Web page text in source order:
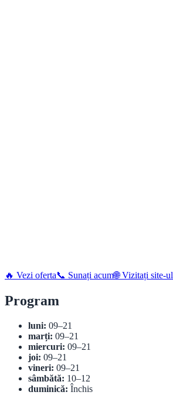
🔥 Vezi oferta📞 Sunați acum🌐 Vizitați site-ul
Program
luni: 09–21
marți: 09–21
miercuri: 09–21
joi: 09–21
vineri: 09–21
sâmbătă: 10–12
duminică: Închis